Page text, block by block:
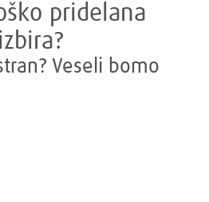
pridelana
Veseli bomo